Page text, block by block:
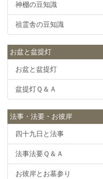
神棚の豆知識
祖霊舎の豆知識
お盆と盆提灯
お盆と盆提灯
盆提灯Ｑ＆Ａ
法事・法要・お彼岸
四十九日と法事
法事法要Ｑ＆Ａ
お彼岸とお墓参り